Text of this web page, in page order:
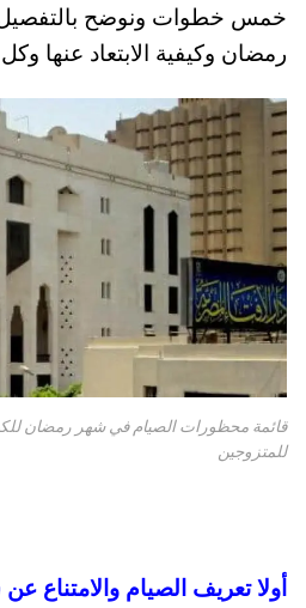
خمس خطوات ونوضح
رمضان وكيفية الابتعاد عنها
قائمة محظورات الصيام في شهر رمضان
للمتزوجين
أولا تعريف الصيام والامتناع